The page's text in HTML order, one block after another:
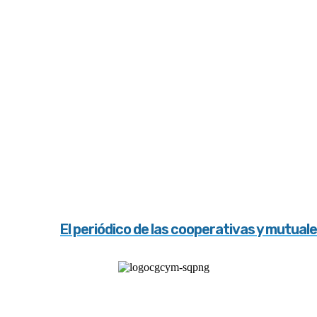
El periódico de las cooperativas y